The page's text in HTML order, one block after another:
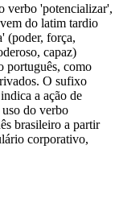
verbo 'potencializar',
do latim tardio
(poder, força,
capaz)
português, como
O sufixo
a ação de
do verbo
brasileiro a partir
corporativo,